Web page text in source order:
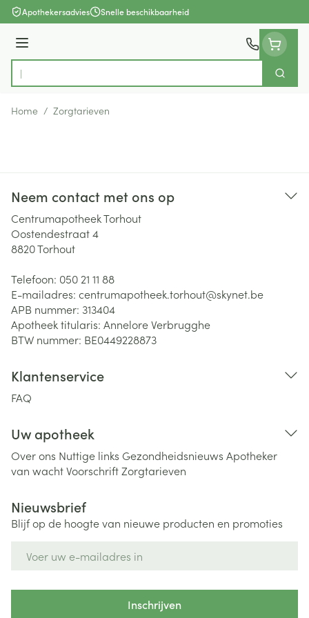
Ga naar de inhoud
Apothekersadvies Snelle beschikbaarheid
Menu
Product, merk, categorie...
Zoek
Home / Zorgtarieven
Neem contact met ons op
Centrumapotheek Torhout
Oostendestraat 4
8820Torhout
Telefoon: 050 21 11 88
E-mailadres: centrumapotheek.torhout@skynet.be
APB nummer: 313404
Apotheek titularis: Annelore Verbrugghe
BTW nummer: BE0449228873
Klantenservice
FAQ
Uw apotheek
Over ons Nuttige links Gezondheidsnieuws Apotheker
van wachtVoorschriftZorgtarieven
Nieuwsbrief
Blijf op de hoogte van nieuwe producten en promoties
Inschrijven